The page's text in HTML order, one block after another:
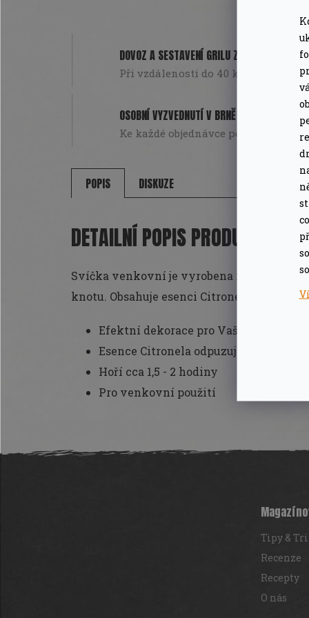
DOVOZ A SESTAVENÍ GRILU ZDARMA
Při vzdálenosti do 40 km od Brna.
OSOBNÍ VYZVEDNUTÍ V BRNĚ
Ke každé objednávce poukázka na
POPIS DISKUZE
DETAILNÍ POPIS PRODUKTU
Svíčka venkovní je vyrobena ručně ze
knotu. Obsahuje esenci Citronela, která
Efektní dekorace pro Vaše zahradní
Esence Citronela odpuzuje komáry a
Hoří cca 1,5 - 2 hodiny
Pro venkovní použití
á
Tipy &
Recenze
Recepty
O nás